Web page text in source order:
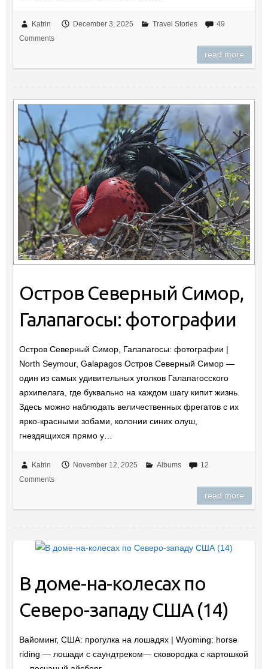
Katrin December 3, 2025 Travel Stories
49
Comments
read more
Остров Северный Симор,
Галапагосы: фотографии
Остров Северный Симор, Галапагосы: фотографии |
North Seymour, Galapagos Остров Северный Симор —
один из самых удивительных уголков Галапагосского
архипелага, где буквально на каждом шагу кипит жизнь.
Здесь можно наблюдать величественных фрегатов с их
ярко-красными зобами, колонии синих олуш,
гнездящихся прямо у…
Katrin November 12, 2025 Albums
12
Comments
read more
В доме-на-колесах по
Северо-западу США (14)
Вайоминг, США: прогулка на лошадях | Wyoming: horse
riding — лошади с саундтреком— сковородка с картошкой